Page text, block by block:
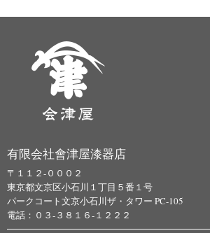
有限会社會津屋漆器店
〒１１２-０００２
東京都文京区小石川１丁目５番１号
パークコート文京小石川ザ・タワー PC-105
電話：０３-３８１６-１２２２